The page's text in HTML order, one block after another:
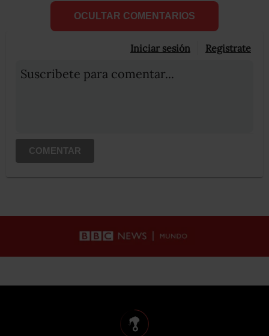
OCULTAR COMENTARIOS
Iniciar sesión Registrate
Suscribete para comentar...
COMENTAR